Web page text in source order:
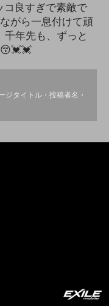
コ良すぎで素敵で
がら一息付けて頑
年先も、ずっと
ジタイトル・投稿者名・